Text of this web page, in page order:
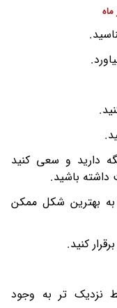
دارید و سعی کنید
باشید.
به بهترین شکل ممکن
کنید.
نزدیک تر به وجود